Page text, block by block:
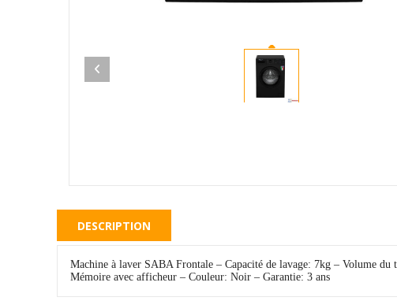
DESCRIPTION
Machine à laver SABA Frontale – Capacité de lavage: 7kg – Volume
Mémoire avec afficheur – Couleur: Noir – Garantie: 3 ans